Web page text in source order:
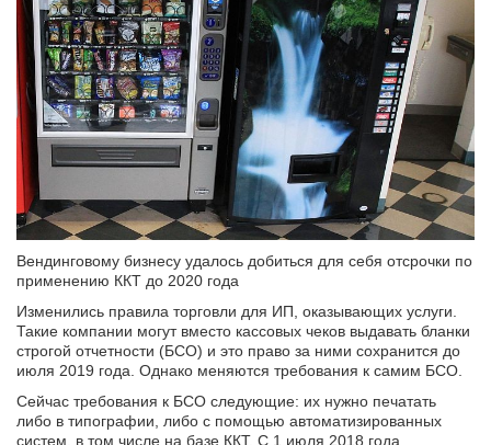
Вендинговому бизнесу удалось добиться для себя отсрочки по
применению ККТ до 2020 года
Изменились правила торговли для ИП, оказывающих услуги.
Такие компании могут вместо кассовых чеков выдавать бланки
строгой отчетности (БСО) и это право за ними сохранится до
июля 2019 года. Однако меняются требования к самим БСО.
Сейчас требования к БСО следующие: их нужно печатать
либо в типографии, либо с помощью автоматизированных
систем, в том числе на базе ККТ. С 1 июля 2018 года